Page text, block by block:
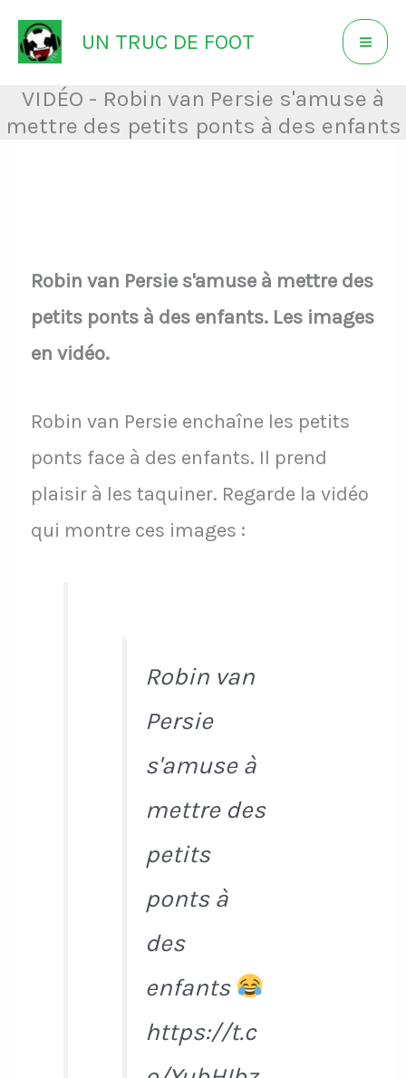
Aller
au
contenu
UN TRUC DE FOOT
VIDÉO - Robin van Persie s'amuse à
mettre des petits ponts à des enfants
Robin van Persie s'amuse à mettre des
petits ponts à des enfants. Les images
en vidéo.
Robin van Persie enchaîne les petits
ponts face à des enfants. Il prend
plaisir à les taquiner. Regarde la vidéo
qui montre ces images :
Robin van
Persie
s'amuse à
mettre des
petits
ponts à
des
enfants
https://t.c